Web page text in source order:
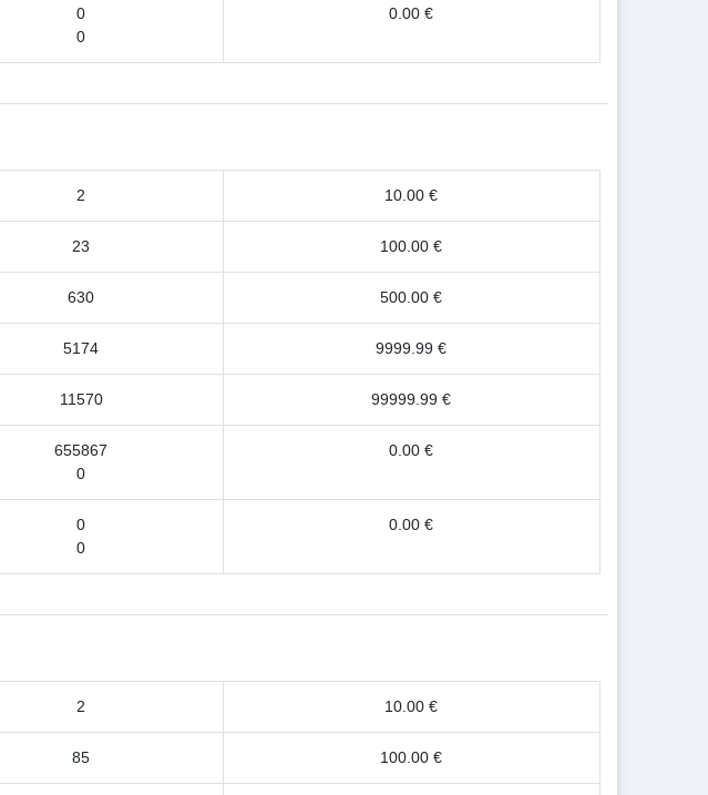
0
0
0.00 €
2 10.00 €
23 100.00 €
630 500.00 €
5174 9999.99 €
11570 99999.99 €
655867
0
0.00 €
0
0
0.00 €
2 10.00 €
85 100.00 €